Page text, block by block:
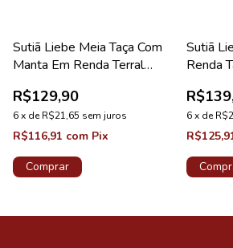
Sutiã Liebe Meia Taça Com
Manta Em Renda Terral
R$129,90
6x deR$21,65 sem juros
R$116,91 com Pix
Comprar
Sutiã
Renda
6x de